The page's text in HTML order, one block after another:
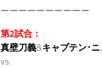
ーーーーーーーーーー
第2試合：
真壁刀義&キャプテン･
vs.